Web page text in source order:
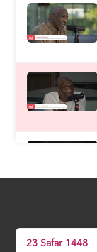
23 Safar 1448